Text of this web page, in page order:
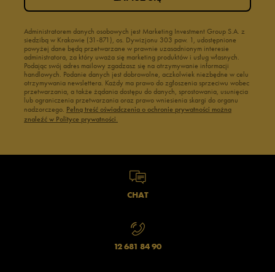
Administratorem danych osobowych jest Marketing Investment Group S.A. z
siedzibą w Krakowie (31-871), os. Dywizjonu 303 paw. 1, udostępnione
powyżej dane będą przetwarzane w prawnie uzasadnionym interesie
administratora, za który uważa się marketing produktów i usług własnych.
Podając swój adres mailowy zgadzasz się na otrzymywanie informacji
handlowych. Podanie danych jest dobrowolne, aczkolwiek niezbędne w celu
otrzymywania newslettera. Każdy ma prawo do zgłoszenia sprzeciwu wobec
przetwarzania, a także żądania dostępu do danych, sprostowania, usunięcia
lub ograniczenia przetwarzania oraz prawo wniesienia skargi do organu
nadzorczego. Pełną treść oświadczenia o ochronie prywatności można
znaleźć w Polityce prywatności.
CHAT
12 681 84 90